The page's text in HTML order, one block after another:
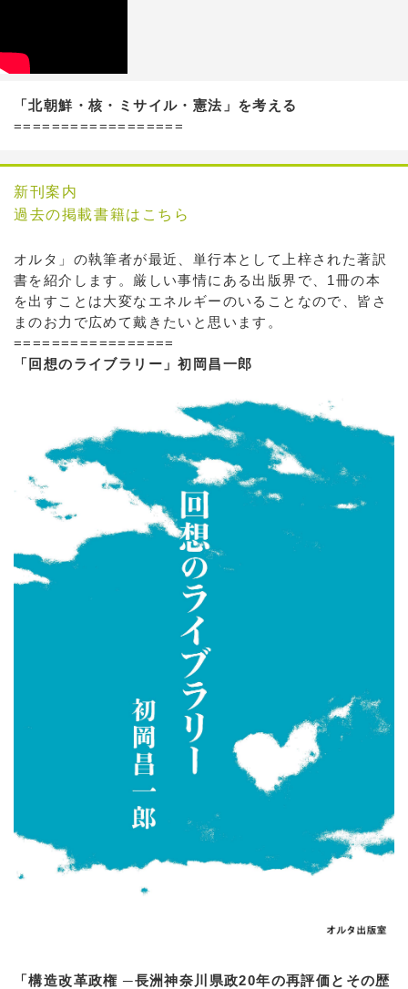
「北朝鮮・核・ミサイル・憲法」を考える
==================
新刊案内
過去の掲載書籍はこちら
オルタ」の執筆者が最近、単行本として上梓された著訳
書を紹介します。厳しい事情にある出版界で、1冊の本
を出すことは大変なエネルギーのいることなので、皆さ
まのお力で広めて戴きたいと思います。
=================
「回想のライブラリー」初岡昌一郎
「構造改革政権 ─長洲神奈川県政20年の再評価とその歴